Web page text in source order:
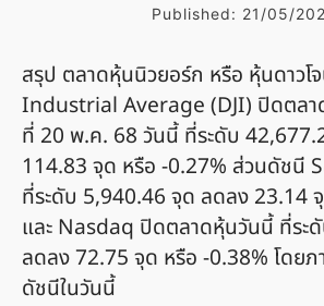
Published: 21/05/
สรุป ตลาดหุ้นนิวยอร์ก หรือ หุ้นดาวโ
Industrial Average (DJI) ปิดตลา
ที่ 20 พ.ค. 68 วันนี้ ที่ระดับ
114.83 จุด หรือ -0.27% ส่วนดัชนี
ที่ระดับ 5,940.46 จุด ลดลง 23.14
และ Nasdaq ปิดตลาดหุ้นวันนี้ ที่ระ
ลดลง 72.75 จุด หรือ -0.38% โดย
ดัชนีในวันนี้